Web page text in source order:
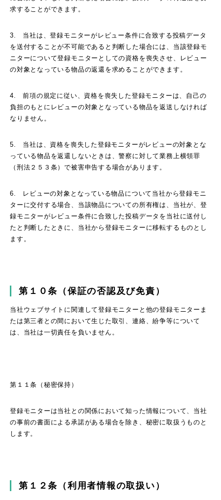
求することができます。
3. 当社は、登録モニターがレビュー条件に合致する投稿データ
を送付することが不可能であると判断した場合には、当該登録モ
ニターについて登録モニターとしての資格を喪失させ、レビュー
の対象となっている物品の返還を求めることができます。
4. 前項の規定に従い、資格を喪失した登録モニターは、自己の
負担のもとにレビューの対象となっている物品を返送しなければ
なりません。
5. 当社は、資格を喪失した登録モニターがレビューの対象とな
っている物品を返還しないときは、警察に対して業務上横領罪
（刑法２５３条）で被害申告する場合があります。
6. レビューの対象となっている物品について当社から登録モニ
ターに交付する場合、当該物品についての所有権は、当社が、登
録モニターがレビュー条件に合致した投稿データを当社に送付し
たと判断したときに、当社から登録モニターに移転するものとし
ます。
第１０条（保証の否認及び免責）
当社ウェブサイトに関連して登録モニターと他の登録モニターま
たは第三者との間において生じた取引、連絡、紛争等について
は、当社は一切責任を負いません。
第１１条（秘密保持）
登録モニターは当社との関係において知った情報について、当社
の事前の書面による承諾がある場合を除き、秘密に取扱うものと
します。
第１２条（利用者情報の取扱い）